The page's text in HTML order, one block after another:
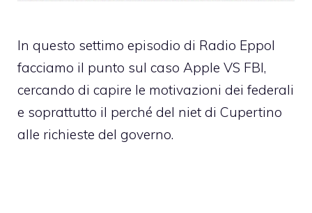
In questo settimo episodio di Radio Eppol
facciamo il punto sul caso Apple VS FBI,
cercando di capire le motivazioni dei federali
e soprattutto il perché del niet di Cupertino
alle richieste del governo.